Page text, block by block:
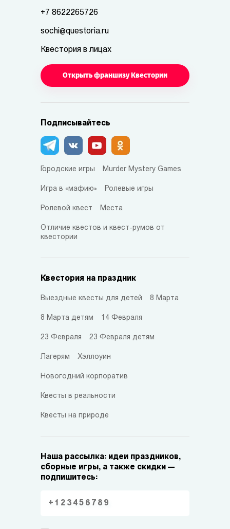
+7 8622265726
sochi@questoria.ru
Квестория в лицах
Открыть франшизу Квестории
Подписывайтесь
Городские игры Murder Mystery Games
Игра в «мафию» Ролевые игры
Ролевой квест Места
Отличие квестов и квест-румов от
квестории
Квестория на праздник
Выездные квесты для детей 8 Марта
8 Марта детям 14 Февраля
23 Февраля 23 Февраля детям
Лагерям Хэллоуин
Новогодний корпоратив
Квесты в реальности
Квесты на природе
Наша рассылка: идеи праздников,
сборные игры, а также скидки —
подпишитесь: